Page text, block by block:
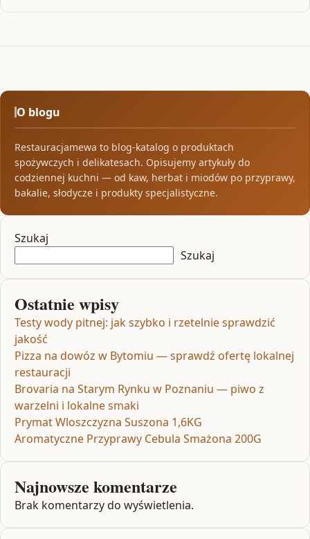
O blogu
Restauracjamewa to blog-katalog o produktach
spożywczych i delikatesach. Opisujemy artykuły do
codziennej kuchni — od kaw, herbat i miodów po przyprawy,
bakalie, słodycze i produkty specjalistyczne.
Szukaj
Szukaj
Ostatnie wpisy
Testy wody pitnej: jak szybko i rzetelnie sprawdzić
jakość
Pizza na dowóz w Bytomiu — sprawdź ofertę lokalnej
restauracji
Brovaria na Starym Rynku w Poznaniu — piwo z
warzelni i lokalne smaki
Prymat Wloszczyzna Suszona 1,6KG
Aromatyczne Przyprawy Cebula Smażona 200G
Najnowsze komentarze
Brak komentarzy do wyświetlenia.